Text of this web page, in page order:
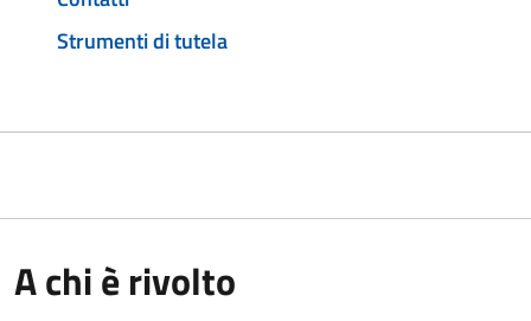
Strumenti di tutela
A chi è rivolto